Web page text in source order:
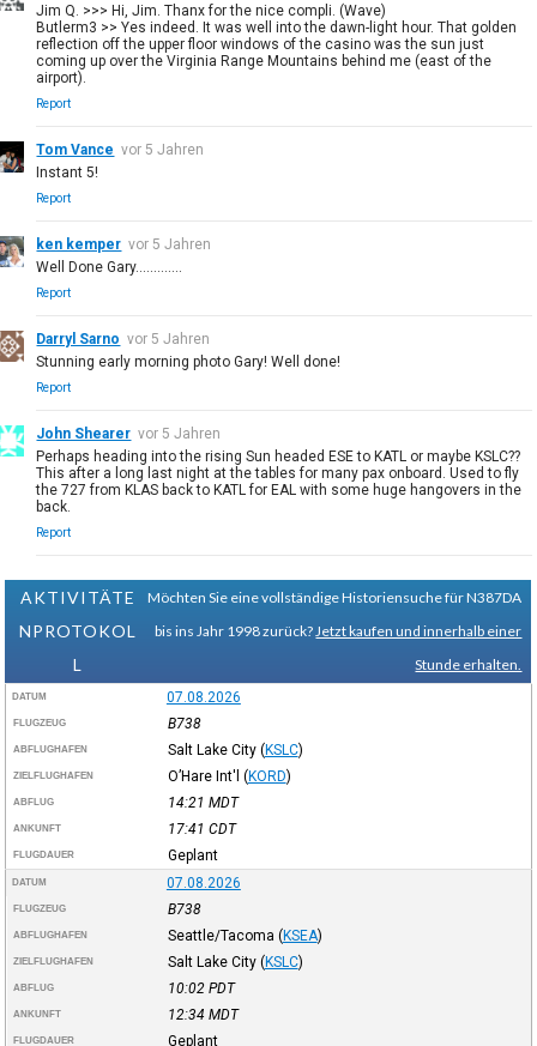
Jim Q. >>> Hi, Jim. Thanx for the nice compli. (Wave)
Butlerm3 >> Yes indeed. It was well into the dawn-light hour. That golden
reflection off the upper floor windows of the casino was the sun just
coming up over the Virginia Range Mountains behind me (east of the
airport).
Report
Tom Vance vor 5 Jahren
Instant 5!
Report
ken kemper vor 5 Jahren
Well Done Gary.............
Report
Darryl Sarno vor 5 Jahren
Stunning early morning photo Gary! Well done!
Report
John Shearer vor 5 Jahren
Perhaps heading into the rising Sun headed ESE to KATL or maybe KSLC??
This after a long last night at the tables for many pax onboard. Used to fly
the 727 from KLAS back to KATL for EAL with some huge hangovers in the
back.
Report
AKTIVITÄTE
NPROTOKOL
L
Möchten Sie eine vollständige Historiensuche für N387DA
bis ins Jahr 1998 zurück? Jetzt kaufen und innerhalb einer
Stunde erhalten.
DATUM 07.08.2026
FLUGZEUG B738
ABFLUGHAFEN Salt Lake City (KSLC)
ZIELFLUGHAFEN O’Hare Int'l (KORD)
ABFLUG 14:21 MDT
ANKUNFT 17:41 CDT
FLUGDAUER Geplant
DATUM 07.08.2026
FLUGZEUG B738
ABFLUGHAFEN Seattle/Tacoma (KSEA)
ZIELFLUGHAFEN Salt Lake City (KSLC)
ABFLUG 10:02 PDT
ANKUNFT 12:34 MDT
FLUGDAUER Geplant